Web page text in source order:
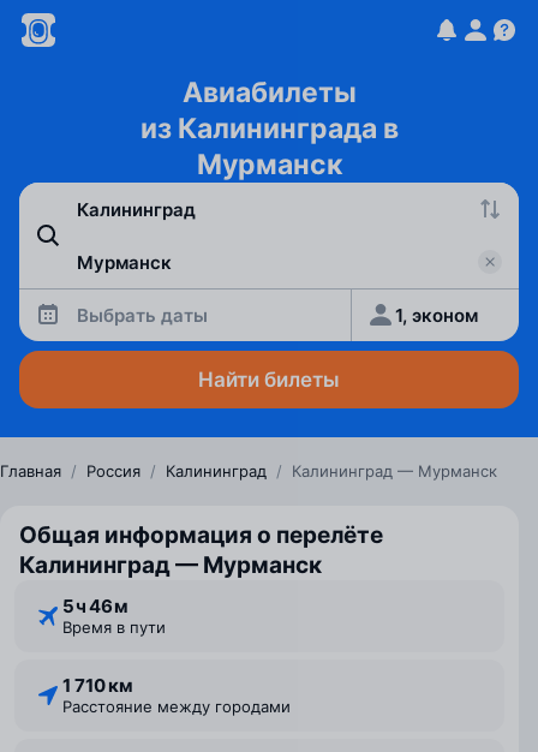
Авиабилеты
из Калининграда в
Мурманск
Выбрать даты 1, эконом
Найти билеты
Главная / Россия / Калининград / Калининград — Мурманск
Общая информация о перелёте
Калининград — Мурманск
5 ⁠ч 46 ⁠м
Время в пути
1 710 км
Расстояние между городами